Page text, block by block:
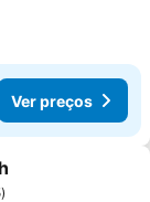
Ver preços
favoritos